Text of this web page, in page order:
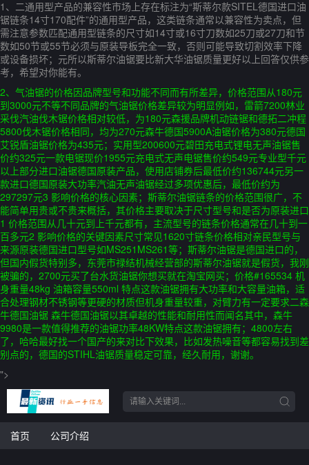
1、二通用型产品的兼容性市场上存在标注为“斯蒂尔款SITEL德国进口油
锯链条14寸170配件”的通用型产品，这类链条通常以兼容性为卖点，但
需注意参数匹配通用型链条的尺寸如14寸或16寸刀数如25刀或27刀和节
数如50节或55节必须与原装导板完全一致，否则可能导致切割效率下降
或设备损坏；元所以斯蒂尔油锯要比新大华油锯质量更好以上回答仅供参
考，希望对你能有。
2、气油锯的价格因品牌型号和功能不同而有所差异，价格范围从180元
到3000元不等不同品牌的气油锯价格差异较为明显例如，雷箭7200林业
采伐汽油伐木锯价格相对较低，为180元森援品牌机动链锯和德拓二冲程
5800伐木锯价格相同，均为270元森牛德国5900A油锯价格为380元德国
艾锐盾油锯价格为435元；实用型200600元碧田充电式锂电无声油锯售
价约325元一款电锯现价1955元充电式无声电锯售价约549元专业型千元
以上部分进口油锯德国原装产品，使用店铺券后最低价约136744元另一
款进口德国原装大功率汽油无声油锯经过多项优惠后，最低价约为
297297元3 影响价格的核心因素；斯蒂尔油锯链条的价格范围很广，不
能简单用贵或不贵来概括，其价格主要取决于尺寸型号和是否为原装进口
1 价格范围从几十元到上千元都有，主流型号的链条价格通常在几十到一
百多元2 影响价格的关键因素尺寸常见1620寸链条价格相对亲民型号与
来源原装德国进口型号如MS251MS261等；斯蒂尔油锯是德国进口的，
但国内假货特别多，东莞市禄结机械经营部的斯蒂尔油锯就是假货，我刚
被骗的，2700元买了台水货油锯你想买就在淘宝网买；价格#165534 机
身重量48kg 油箱容量550ml 特点这款油锯拥有大功率和大容量油箱，适
合处理钢材不锈钢等更硬的材质但机身重量较重，对臂力有一定要求二森
牛德国油锯 森牛德国油锯以其卓越的性能和耐用性而闻名其中，森牛
9980是一款值得推荐的油锯功率48KW特点这款油锯拥有；4800左右
了，哈哈最好找一个国产的来对比下效果，比如发热噪音等都容易找到差
别点的，德国的STIHL油锯质量稳定可靠，经久耐用，谢谢。
">
首页 公司介绍